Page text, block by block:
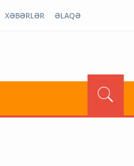
XƏBƏRLƏR ƏLAQƏ